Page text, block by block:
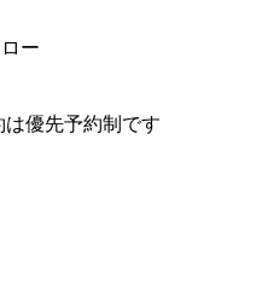
ー
は優先予約制 です